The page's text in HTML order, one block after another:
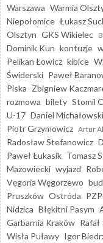
Warszawa Warmia
Niepołomice Łukasz
Olsztyn GKS Wikielec
Dominik Kun kontuzje
Pelikan Łowicz kibice
Świderski Paweł
Piska Zbigniew
rozmowa bilety Stomil
U-17 Daniel Michałowski
Piotr Grzymowicz Artur
Radosław Stefanowicz
Paweł Łukasik Tomasz
Mazowiecki wyjazd
Vęgoria Węgorzewo
Pruszków Ostróda
Nidzica Błękitni Pasym
Garbarnia Kraków Rafał
Wisła Puławy Igor